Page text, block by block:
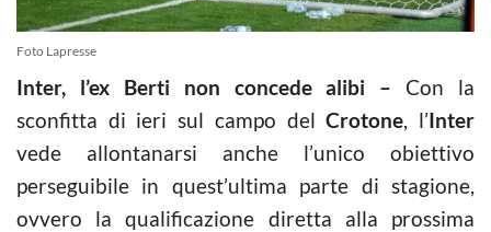
Foto Lapresse
Inter, l’ex Berti non concede alibi –Con la
sconfitta di ieri sul campo delCrotone, l’Inter
vede allontanarsi anche l’unico obiettivo
perseguibile in quest’ultima parte di stagione,
ovvero la qualificazione diretta alla prossima